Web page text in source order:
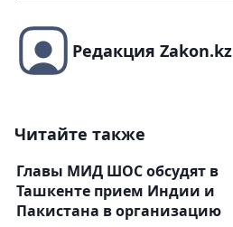
Редакция Zakon.kz
Читайте также
Главы МИД ШОС обсудят в
Ташкенте прием Индии и
Пакистана в организацию